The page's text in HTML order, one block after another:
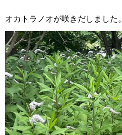
オカトラノオが咲きだしました。